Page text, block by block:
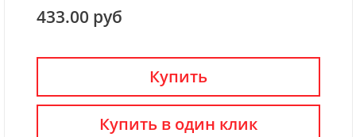
433.00 руб
Купить
Купить в один клик